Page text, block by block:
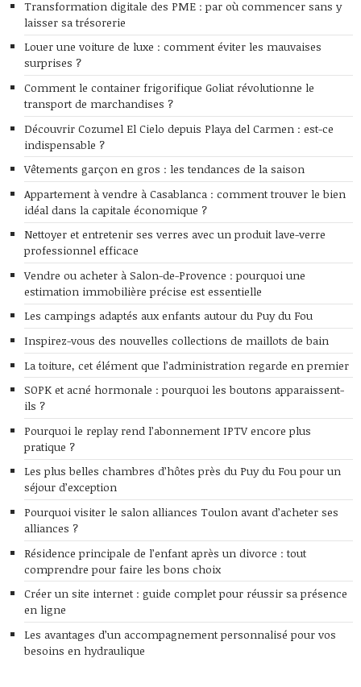
Transformation digitale des PME : par où commencer sans y
laisser sa trésorerie
Louer une voiture de luxe : comment éviter les mauvaises
surprises ?
Comment le container frigorifique Goliat révolutionne le
transport de marchandises ?
Découvrir Cozumel El Cielo depuis Playa del Carmen : est-ce
indispensable ?
Vêtements garçon en gros : les tendances de la saison
Appartement à vendre à Casablanca : comment trouver le bien
idéal dans la capitale économique ?
Nettoyer et entretenir ses verres avec un produit lave-verre
professionnel efficace
Vendre ou acheter à Salon-de-Provence : pourquoi une
estimation immobilière précise est essentielle
Les campings adaptés aux enfants autour du Puy du Fou
Inspirez-vous des nouvelles collections de maillots de bain
La toiture, cet élément que l’administration regarde en premier
SOPK et acné hormonale : pourquoi les boutons apparaissent-
ils ?
Pourquoi le replay rend l’abonnement IPTV encore plus
pratique ?
Les plus belles chambres d’hôtes près du Puy du Fou pour un
séjour d’exception
Pourquoi visiter le salon alliances Toulon avant d’acheter ses
alliances ?
Résidence principale de l’enfant après un divorce : tout
comprendre pour faire les bons choix
Créer un site internet : guide complet pour réussir sa présence
en ligne
Les avantages d’un accompagnement personnalisé pour vos
besoins en hydraulique